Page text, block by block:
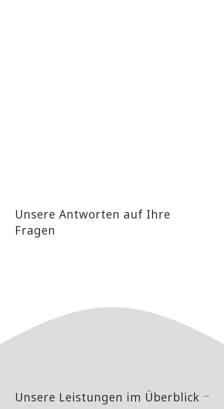
Unsere Antworten auf Ihre
Fragen
Unsere Leistungen im Überblick